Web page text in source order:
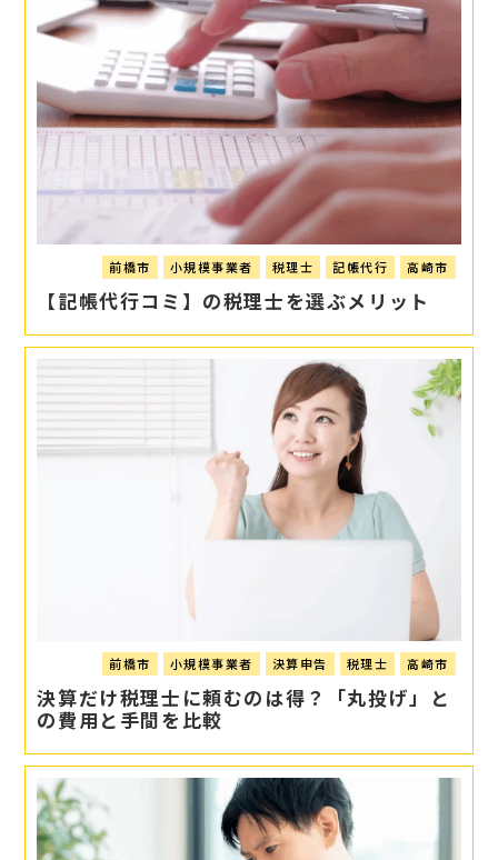
前橋市 小規模事業者 税理士 記帳代行 高崎市
【記帳代行コミ】の税理士を選ぶメリット
前橋市 小規模事業者 決算申告 税理士 高崎市
決算だけ税理士に頼むのは得？「丸投げ」と
の費用と手間を比較